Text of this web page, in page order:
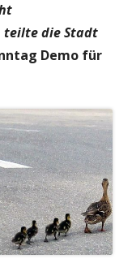
teilte die Stadt
Demo für